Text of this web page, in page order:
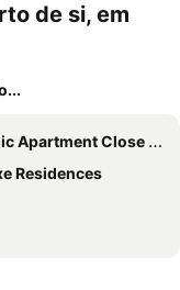
de si, em
Close To The Market
Residences